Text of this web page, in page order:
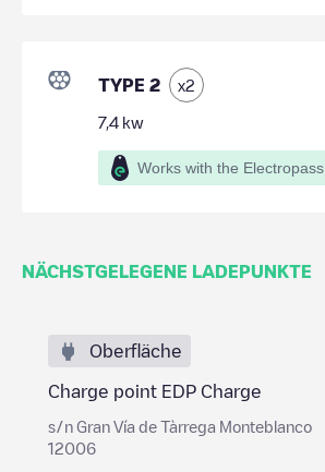
TYPE 2 x2
7,4 kw
Works with the Electropass
NÄCHSTGELEGENE LADEPUNKTE
Oberfläche
Charge point EDP Charge
s/n Gran Vía de Tàrrega Monteblanco
12006